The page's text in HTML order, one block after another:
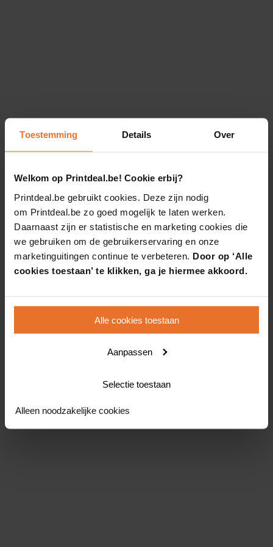
Toestemming Details Over
Welkom op Printdeal.be! Cookie erbij?
Printdeal.be gebruikt cookies. Deze zijn nodig
om Printdeal.be zo goed mogelijk te laten werken.
Daarnaast zijn er statistische en marketing cookies die
we gebruiken om de gebruikerservaring en onze
marketinguitingen continue te verbeteren. Door op ‘Alle
cookies toestaan’ te klikken, ga je hiermee akkoord.
Alle cookies toestaan
Aanpassen
Selectie toestaan
Alleen noodzakelijke cookies